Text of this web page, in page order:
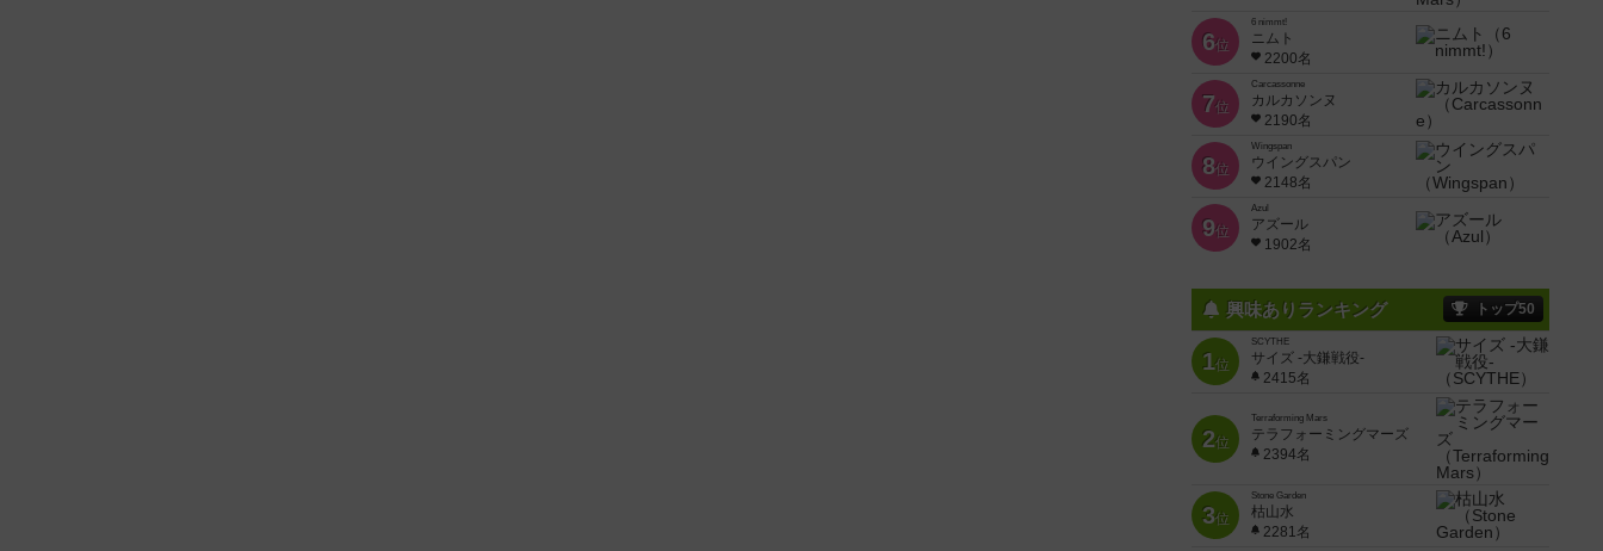
6位
6 nimmt!
ニムト
2200名
7位
Carcassonne
カルカソンヌ
2190名
8位
Wingspan
ウイングスパン
2148名
9位
Azul
アズール
1902名
興味ありランキング トップ50
1位
SCYTHE
サイズ -大鎌戦役-
2415名
2位
Terraforming Mars
テラフォーミングマーズ
2394名
3位
Stone Garden
枯山水
2281名